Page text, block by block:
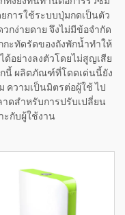
การใช้ระบบปุ่มกดเป็นตัว
กง่ายดาย จึงไม่มีข้อจำกัด
ะทัดรัดของถังพักน้ำทำให้
อย่างลงตัวโดยไม่สูญเสีย
นี้ ผลิตภัณฑ์ที่โดดเด่นนี้ยัง
ความเป็นมิตรต่อผู้ใช้ ไป
ดสำหรับการปรับเปลี่ยน
ะกับผู้ใช้งาน